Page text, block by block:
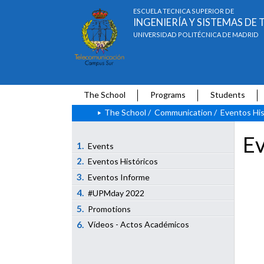
ESCUELA TÉCNICA SUPERIOR DE
INGENIERÍA Y SISTEMAS
UNIVERSIDAD POLITÉCNICA DE MADRID
The School Programs
Students
The School / Communication / Eventos
1. Events
2. Eventos Históricos
3. Eventos Informe
4. #UPMday 2022
5. Promotions
6. Vídeos - Actos Académicos